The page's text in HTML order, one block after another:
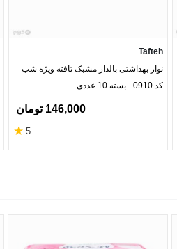
Tafteh
نوار بهداشتی بالدار مشبک تافته ویژه شب
کد 0910 - بسته 10 عددی
146,000 تومان
5
★